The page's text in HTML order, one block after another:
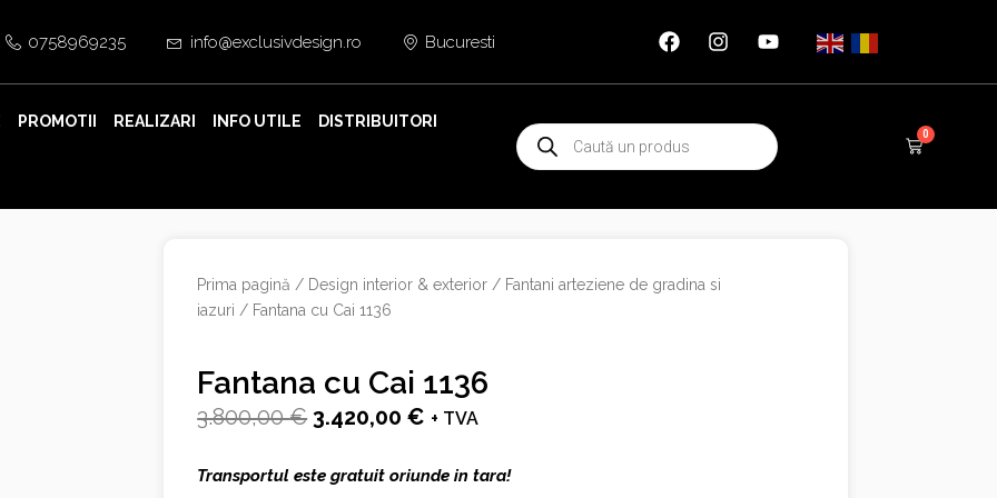
0758969235 info@exclusivdesign.ro Bucuresti
PROMOTII REALIZARI INFO UTILE DISTRIBUITORI
Products
search
0
Cart
Prima pagină / Design interior & exterior / Fantani arteziene de gradina si
iazuri / Fantana cu Cai 1136
Fantana cu Cai 1136
3.800,00€ Prețul
a
3.420,00€ Prețul
este:
+ TVA
Transportul este gratuit oriunde in tara!